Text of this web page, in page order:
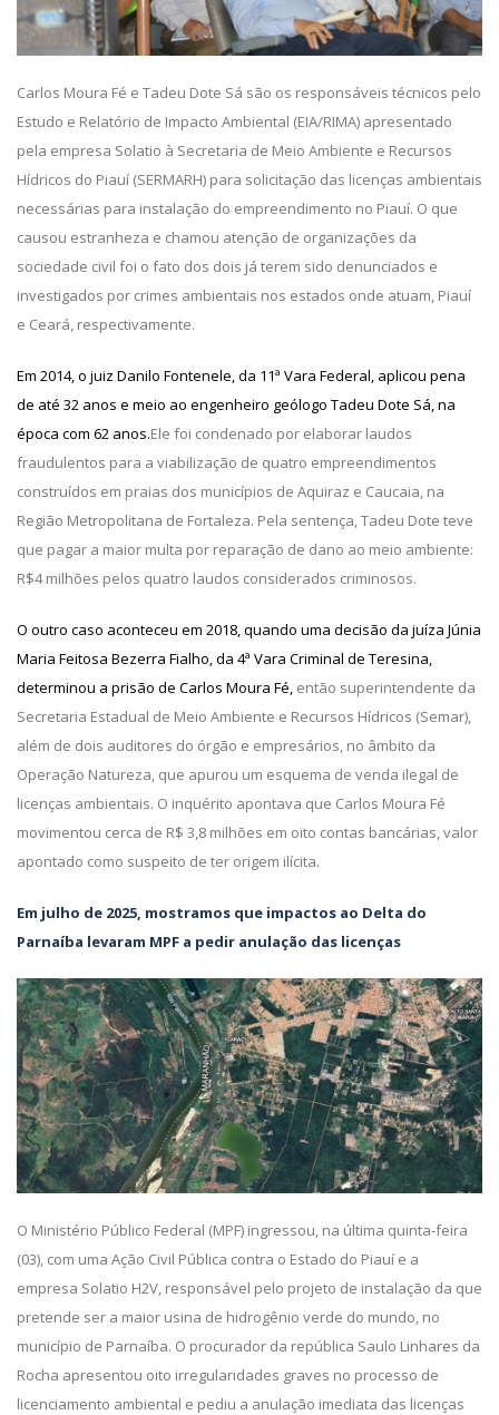
Carlos Moura Fé e Tadeu Dote Sá são os responsáveis técnicos pelo
Estudo e Relatório de Impacto Ambiental (EIA/RIMA) apresentado
pela empresa Solatio à Secretaria de Meio Ambiente e Recursos
Hídricos do Piauí (SERMARH) para solicitação das licenças ambientais
necessárias para instalação do empreendimento no Piauí. O que
causou estranheza e chamou atenção de organizações da
sociedade civil foi o fato dos dois já terem sido denunciados e
investigados por crimes ambientais nos estados onde atuam, Piauí
e Ceará, respectivamente.
Em 2014, o juiz Danilo Fontenele, da 11ª Vara Federal, aplicou pena
de até 32 anos e meio ao engenheiro geólogo Tadeu Dote Sá, na
época com 62 anos.Ele foi condenado por elaborar laudos
fraudulentos para a viabilização de quatro empreendimentos
construídos em praias dos municípios de Aquiraz e Caucaia, na
Região Metropolitana de Fortaleza. Pela sentença, Tadeu Dote teve
que pagar a maior multa por reparação de dano ao meio ambiente:
R$4 milhões pelos quatro laudos considerados criminosos.
O outro caso aconteceu em 2018, quando uma decisão da juíza Júnia
Maria Feitosa Bezerra Fialho, da 4ª Vara Criminal de Teresina,
determinou a prisão de Carlos Moura Fé, então superintendente da
Secretaria Estadual de Meio Ambiente e Recursos Hídricos (Semar),
além de dois auditores do órgão e empresários, no âmbito da
Operação Natureza, que apurou um esquema de venda ilegal de
licenças ambientais. O inquérito apontava que Carlos Moura Fé
movimentou cerca de R$ 3,8 milhões em oito contas bancárias, valor
apontado como suspeito de ter origem ilícita.
Em julho de 2025, mostramos que impactos ao Delta do
Parnaíba levaram MPF a pedir anulação das licenças
O Ministério Público Federal (MPF) ingressou, na última quinta-feira
(03), com uma Ação Civil Pública contra o Estado do Piauí e a
empresa Solatio H2V, responsável pelo projeto de instalação da que
pretende ser a maior usina de hidrogênio verde do mundo, no
município de Parnaíba. O procurador da república Saulo Linhares da
Rocha apresentou oito irregularidades graves no processo de
licenciamento ambiental e pediu a anulação imediata das licenças